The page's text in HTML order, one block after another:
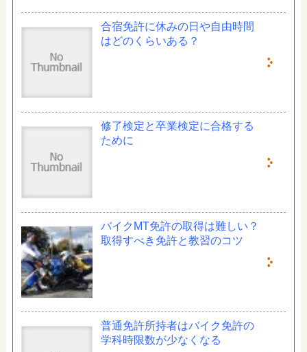
合宿免許に休みの日や自由時間
はどのくらいある？
修了検定と卒業検定に合格する
ために
バイクMT免許の取得は難しい？
取得すべき免許と教習のコツ
普通免許所持者はバイク免許の
学科時限数が少なくなる